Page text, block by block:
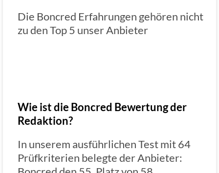
Die Boncred Erfahrungen gehören nicht
zu den Top 5 unser Anbieter
Wie ist die Boncred Bewertung der
Redaktion?
In unserem ausführlichen Test mit 64
Prüfkriterien belegte der Anbieter: